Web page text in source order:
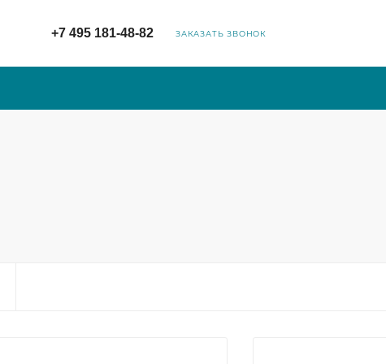
+7 495 181-48-82 ЗАКАЗАТЬ ЗВОНОК